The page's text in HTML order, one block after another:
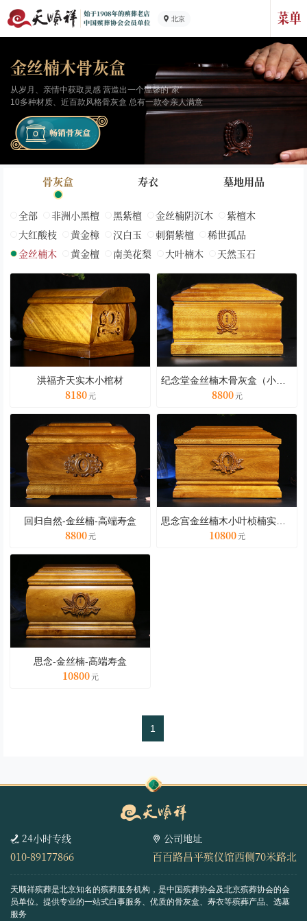
北京
金丝楠木骨灰盒
从岁月、亲情中获取灵感 营造出一个温馨的“家”
10多种材质、近百款风格骨灰盒 总有一款令亲人满意
骨灰盒 寿衣 墓地用品
全部 非洲小黑檀 黑紫檀 金丝楠阴沉木
紫檀木
大红酸枝
黄金樟 汉白玉 刺猬紫檀
稀世孤品
金丝楠木
黄金檀 南美花梨 大叶楠木 天然玉石
洪福齐天实木小棺材
8180 8800
回归自然-金丝楠-高端寿盒
8800 10800
思念-金丝楠-高端寿盒
10800
1
24小时专线
010-89177866
公司地址
百百路昌平殡仪馆西侧70米路北
天顺祥殡葬是北京知名的殡葬服务机构，是中国殡葬协会及北京殡葬协会的会
员单位。 提供专业的一站式白事服务、优质的骨灰盒、寿衣等殡葬产品、选墓
服务